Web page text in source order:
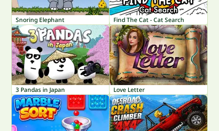
Snoring Elephant Find The Cat - Cat Search
3 Pandas in Japan Love Letter